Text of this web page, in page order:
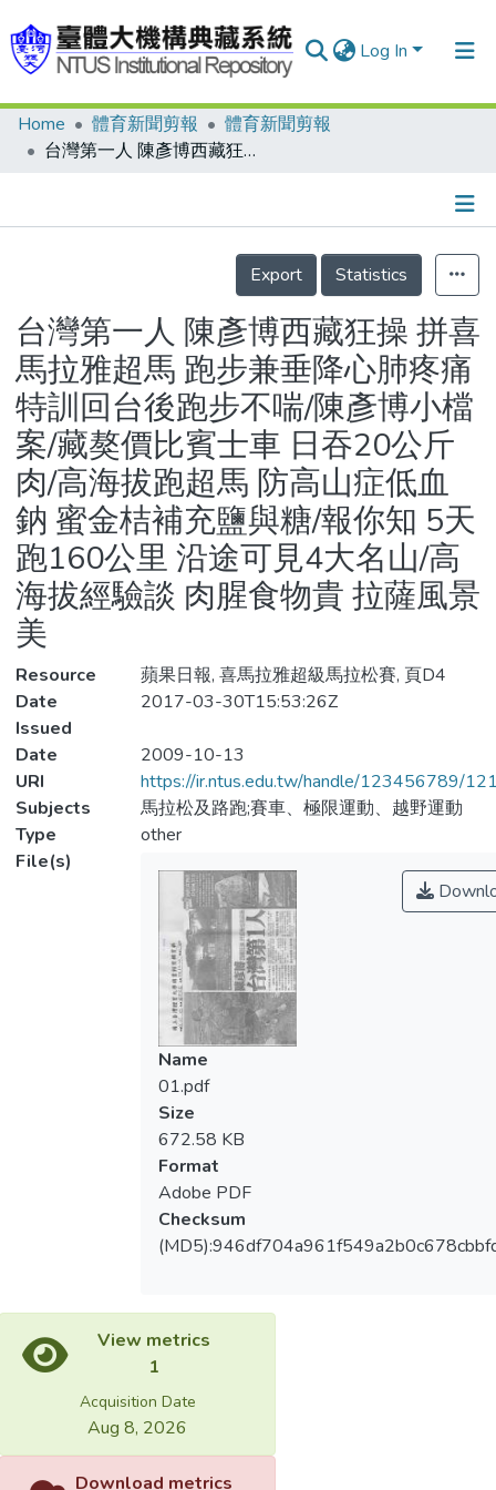
Log In
Communities & Collections
Statistics
Home 體育新聞剪報
體育新聞剪報
台灣第一人 陳彥博西藏狂操 拼喜馬拉雅超馬 跑步兼垂降心肺疼痛 特訓回台後跑步不喘/陳彥博小檔案/藏獒價比賓士車 日吞20公斤肉/高海拔跑超馬 防高山症低血鈉 蜜金桔補充鹽與糖/報你知 5天跑160公里 沿途可見4大名山/高海拔經驗談 肉腥食物貴 拉薩風景美
Details
Export
Statistics
台灣第一人 陳彥博西藏狂操 拼喜
馬拉雅超馬 跑步兼垂降心肺疼痛
特訓回台後跑步不喘/陳彥博小檔
案/藏獒價比賓士車 日吞20公斤
肉/高海拔跑超馬 防高山症低血
鈉 蜜金桔補充鹽與糖/報你知 5天
跑160公里 沿途可見4大名山/高
海拔經驗談 肉腥食物貴 拉薩風景
美
Resource
蘋果日報, 喜馬拉雅超級馬拉松賽, 頁D4
Date
Issued
2017-03-30T15:53:26Z
Date
2009-10-13
URI
https://ir.ntus.edu.tw/handle/123456789/
Subjects
馬拉松及路跑;賽車、極限運動、越野運動
Type
other
File(s)
Name
01.pdf
Size
672.58 KB
Format
Adobe PDF
Checksum
View metrics
1
Acquisition Date
Aug 8, 2026
Download metrics